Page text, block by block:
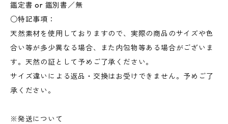
鑑定書 or 鑑別書／無
○特記事項：
天然素材を使用しておりますので、実際の商品のサイズや色
合い等が多少異なる場合、また内包物等ある場合がございま
す。天然の証として予めご了承ください。
サイズ違いによる返品・交換はお受けできません。予めご了
承ください。
※発送について